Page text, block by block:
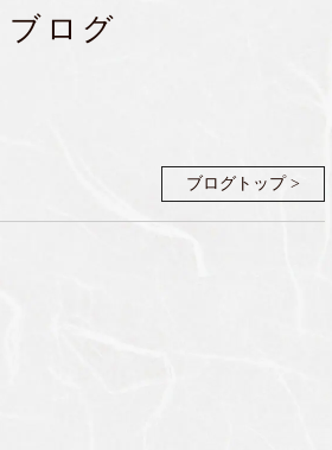
ブログ
ブログトップ >